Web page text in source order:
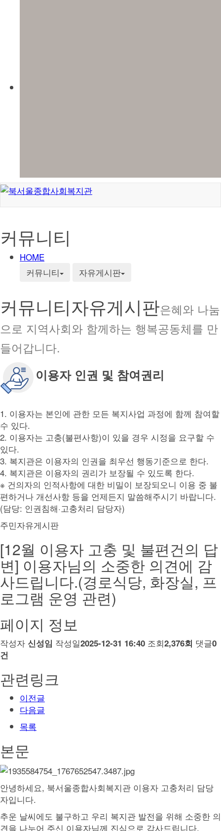
커뮤니티
HOME
커뮤니티
자유게시판
커뮤니티자유게시판은혜와 나눔
으로 지역사회와 함께하는 행복공동체를 만
들어갑니다.
이용자 인권 및 참여권리
1. 이용자는 본인에 관한 모든 복지사업 과정에 함께 참여할
수 있다.
2. 이용자는 고충(불편사항)이 있을 경우 시정을 요구할 수
있다.
3. 복지관은 이용자의 인권을 최우선 행동기준으로 한다.
4. 복지관은 이용자의 권리가 보장될 수 있도록 한다.
※ 건의자의 인적사항에 대한 비밀이 보장되오니 이용 중 불
편하거나 개선사항 등을 언제든지 말씀해주시기 바랍니다.
(담당: 인권침해·고충처리 담당자)
주민자유게시판
[12월 이용자 고충 및 불편건의 답
변] 이용자님의 소중한 의견에 감
사드립니다.(경로식당, 화장실, 프
로그램 운영 관련)
페이지 정보
작성자 신성임 작성일2025-12-31 16:40 조회2,376회 댓글0
건
관련링크
이전글
다음글
목록
본문
안녕하세요, 북서울종합사회복지관 이용자 고충처리 담당
자입니다.
추운 날씨에도 불구하고 우리 복지관 발전을 위해 소중한 의
견을 나누어 주신 이용자님께 진심으로 감사드립니다.